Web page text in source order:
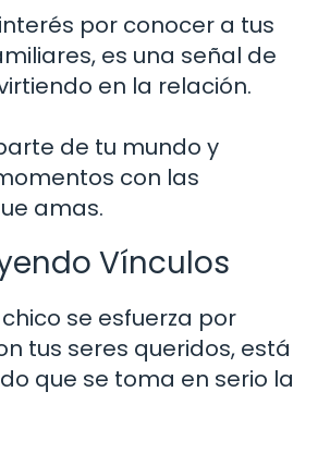
por conocer a tus
es una señal de
en la relación.
de tu mundo y
con las
amas.
Vínculos
se esfuerza por
tus seres queridos, está
que se toma en serio la